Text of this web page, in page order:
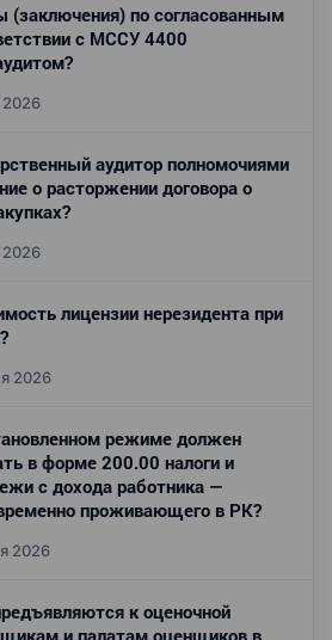
(заключения) по согласованным
с МССУ 4400
аудитор полномочиями
о расторжении договора о
лицензии нерезидента при
2026
режиме должен
в форме 200.00 налоги и
с дохода работника —
проживающего в РК?
2026
к оценочной